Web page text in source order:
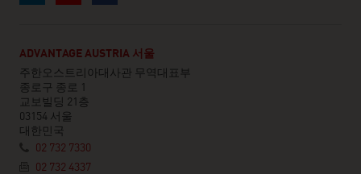
ADVANTAGE AUSTRIA 서울
주한오스트리아대사관 무역대표부
종로구 종로 1
교보빌딩 21층
03154 서울
대한민국
02 732 7330
02 732 4337